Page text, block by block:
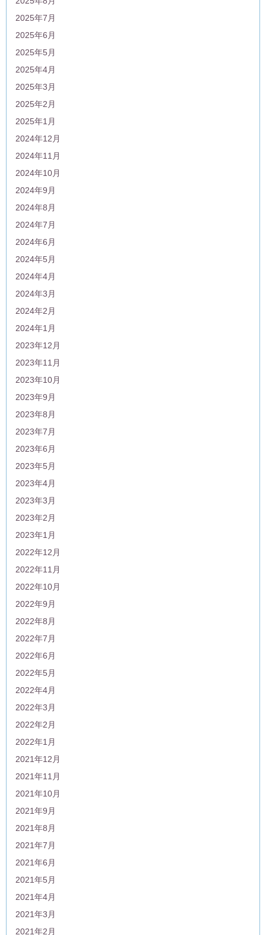
2025年7月
2025年6月
2025年5月
2025年4月
2025年3月
2025年2月
2025年1月
2024年12月
2024年11月
2024年10月
2024年9月
2024年8月
2024年7月
2024年6月
2024年5月
2024年4月
2024年3月
2024年2月
2024年1月
2023年12月
2023年11月
2023年10月
2023年9月
2023年8月
2023年7月
2023年6月
2023年5月
2023年4月
2023年3月
2023年2月
2023年1月
2022年12月
2022年11月
2022年10月
2022年9月
2022年8月
2022年7月
2022年6月
2022年5月
2022年4月
2022年3月
2022年2月
2022年1月
2021年12月
2021年11月
2021年10月
2021年9月
2021年8月
2021年7月
2021年6月
2021年5月
2021年4月
2021年3月
2021年2月